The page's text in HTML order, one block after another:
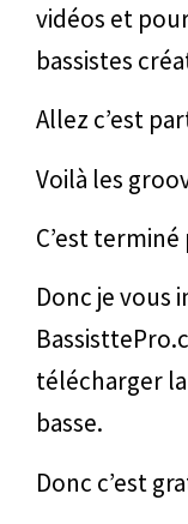
vidéos et
bassistes
Allez c’est
Voilà les
C’est
Donc je vous
télécharger
basse.
Donc c’est